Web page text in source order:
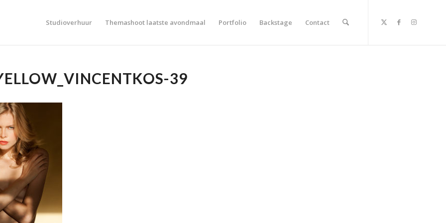
Studioverhuur Themashoot laatste avondmaal Portfolio Backstage Contact
39